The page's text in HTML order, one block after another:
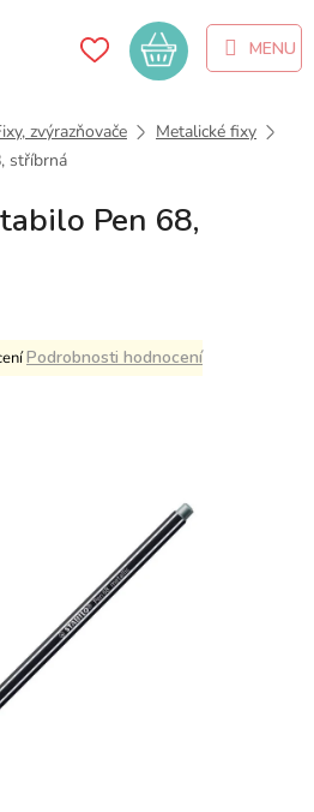
Nákupní
košík
zvýrazňovače
Metalické fixy
stříbrná
Pen 68,
Podrobnosti hodnocení